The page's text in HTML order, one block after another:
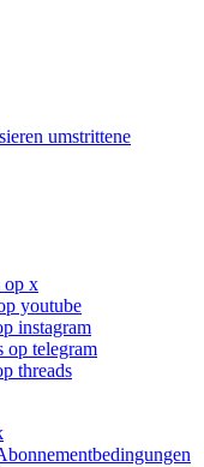
umstrittene
op x
youtube
instagram
op telegram
threads